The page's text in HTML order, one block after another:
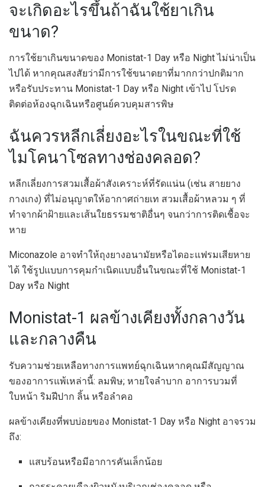
จะเกิดอะไรขึ้นถ้าฉันใช้ยาเกิน
ขนาด?
การใช้ยาเกินขนาดของ Monistat-1 Day หรือ Night ไม่น่าเป็น
ไปได้ หากคุณสงสัยว่ามีการใช้ขนาดยาที่มากกว่าปกติมาก
หรือรับประทาน Monistat-1 Day หรือ Night เข้าไป โปรด
ติดต่อห้องฉุกเฉินหรือศูนย์ควบคุมสารพิษ
ฉันควรหลีกเลี่ยงอะไรในขณะที่ใช้
ไมโคนาโซลทางช่องคลอด?
หลีกเลี่ยงการสวมเสื้อผ้าสังเคราะห์ที่รัดแน่น (เช่น สายยาง
กางเกง) ที่ไม่อนุญาตให้อากาศถ่ายเท สวมเสื้อผ้าหลวม ๆ ที่
ทำจากผ้าฝ้ายและเส้นใยธรรมชาติอื่นๆ จนกว่าการติดเชื้อจะ
หาย
Miconazole อาจทำให้ถุงยางอนามัยหรือไดอะแฟรมเสียหาย
ได้ ใช้รูปแบบการคุมกำเนิดแบบอื่นในขณะที่ใช้ Monistat-1
Day หรือ Night
Monistat-1 ผลข้างเคียงทั้งกลางวัน
และกลางคืน
รับความช่วยเหลือทางการแพทย์ฉุกเฉินหากคุณมีสัญญาณ
ของอาการแพ้เหล่านี้: ลมพิษ; หายใจลำบาก อาการบวมที่
ใบหน้า ริมฝีปาก ลิ้น หรือลำคอ
ผลข้างเคียงที่พบบ่อยของ Monistat-1 Day หรือ Night อาจรวม
ถึง:
แสบร้อนหรือมีอาการคันเล็กน้อย